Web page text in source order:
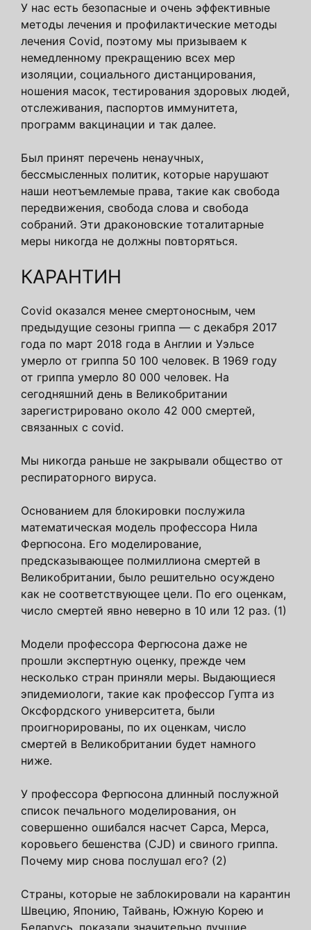
У нас есть безопасные и очень эффективные
методы лечения и профилактические методы
лечения Сovid, поэтому мы призываем к
немедленному прекращению всех мер
изоляции, социального дистанцирования,
ношения масок, тестирования здоровых людей,
отслеживания, паспортов иммунитета,
программ вакцинации и так далее.
Был принят перечень ненаучных,
бессмысленных политик, которые нарушают
наши неотъемлемые права, такие как свобода
передвижения, свобода слова и свобода
собраний. Эти драконовские тоталитарные
меры никогда не должны повторяться.
КАРАНТИН
Covid оказался менее смертоносным, чем
предыдущие сезоны гриппа — с декабря 2017
года по март 2018 года в Англии и Уэльсе
умерло от гриппа 50 100 человек. В 1969 году
от гриппа умерло 80 000 человек. На
сегодняшний день в Великобритании
зарегистрировано около 42 000 смертей,
связанных с covid.
Мы никогда раньше не закрывали общество от
респираторного вируса.
Основанием для блокировки послужила
математическая модель профессора Нила
Фергюсона. Его моделирование,
предсказывающее полмиллиона смертей в
Великобритании, было решительно осуждено
как не соответствующее цели. По его оценкам,
число смертей явно неверно в 10 или 12 раз. (1)
Модели профессора Фергюсона даже не
прошли экспертную оценку, прежде чем
несколько стран приняли меры. Выдающиеся
эпидемиологи, такие как профессор Гупта из
Оксфордского университета, были
проигнорированы, по их оценкам, число
смертей в Великобритании будет намного
ниже.
У профессора Фергюсона длинный послужной
список печального моделирования, он
совершенно ошибался насчет Cарса, Мерса,
коровьего бешенства (CJD) и свиного гриппа.
Почему мир снова послушал его? (2)
Страны, которые не заблокировали на карантин
Швецию, Японию, Тайвань, Южную Корею и